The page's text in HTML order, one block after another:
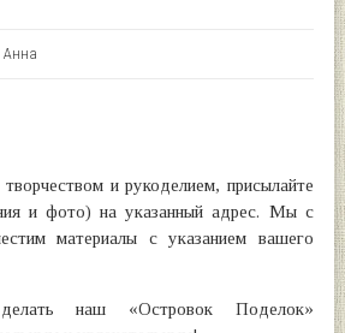
Анна
и рукоделием, присылайте
и фото) на указанный адрес. Мы с
материалы с указанием вашего
наш «Островок Поделок»